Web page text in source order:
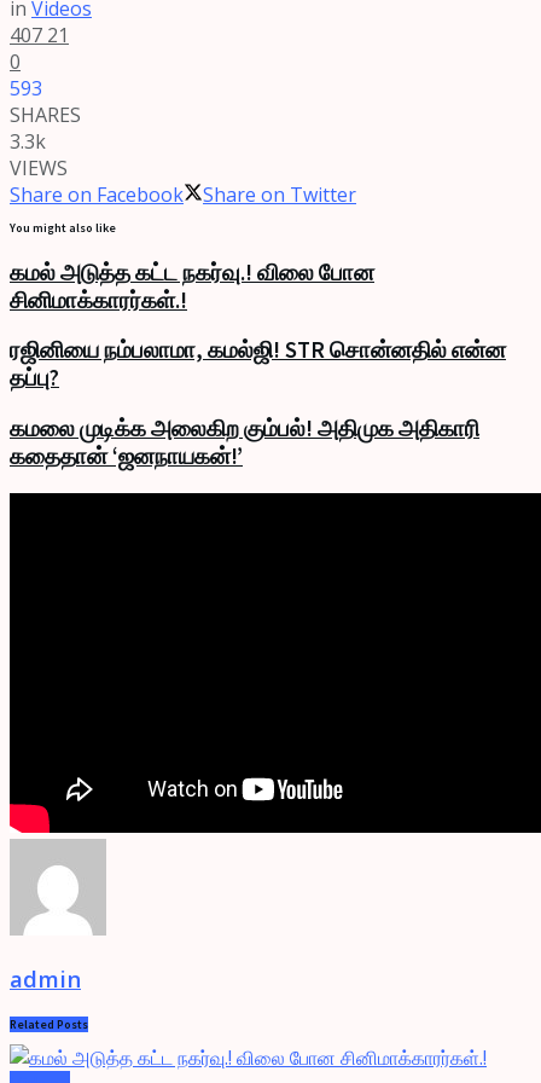
in Videos
407 21
0
593
SHARES
3.3k
VIEWS
Share on Facebook
Share on Twitter
You might also like
கமல் அடுத்த கட்ட நகர்வு.! விலை போன
சினிமாக்காரர்கள்.!
ரஜினியை நம்பலாமா, கமல்ஜி! STR சொன்னதில் என்ன
தப்பு?
கமலை முடிக்க அலைகிற கும்பல்! அதிமுக அதிகாரி
கதைதான் ‘ஜனநாயகன்!’
admin
Related Posts